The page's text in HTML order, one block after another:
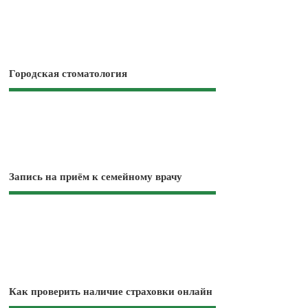
Городская стоматология
Запись на приём к семейному врачу
Как проверить наличие страховки онлайн